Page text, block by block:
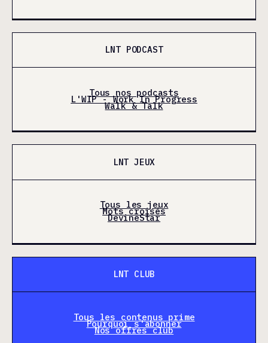
LNT PODCAST
Tous nos podcasts
L'WIP - Work In Progress
Walk & Talk
LNT JEUX
Tous les jeux
Mots croisés
DevineStar
LNT CLUB
Tous les contenus prime
Pourquoi s'abonner
Nos offres club